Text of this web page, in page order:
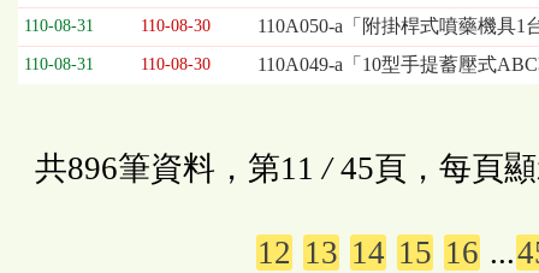
110-08-31 110-08-30 110A050-a「附掛桿式噴藥機具1
110-08-31 110-08-30 110A049-a「10型手提蓄壓式
共896筆資料，第11 /45頁，每頁
12 13 14 15 16 ...